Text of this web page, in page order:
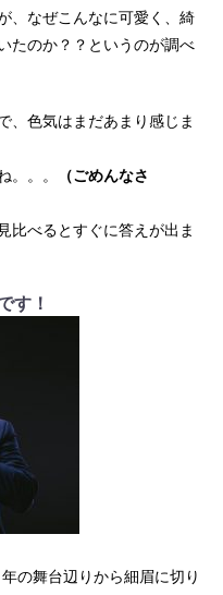
、なぜこんなに可愛く、綺
たのか？？というのが調べ
、色気はまだあまり感じま
。。。
（ごめんなさ
比べるとすぐに答えが出ま
す！
の舞台辺りから細眉に切り